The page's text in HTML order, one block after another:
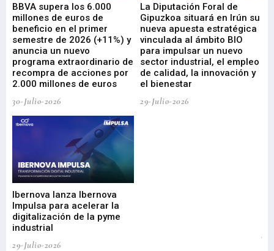
BBVA supera los 6.000
millones de euros de
beneficio en el primer
semestre de 2026 (+11%) y
anuncia un nuevo
programa extraordinario de
recompra de acciones por
2.000 millones de euros
30-Julio-2026
La Diputación Foral de
Gipuzkoa situará en Irún su
nueva apuesta estratégica
vinculada al ámbito BIO
para impulsar un nuevo
sector industrial, el empleo
de calidad, la innovación y
el bienestar
29-Julio-2026
Ibernova lanza Ibernova
Impulsa para acelerar la
digitalización de la pyme
industrial
29-Julio-2026